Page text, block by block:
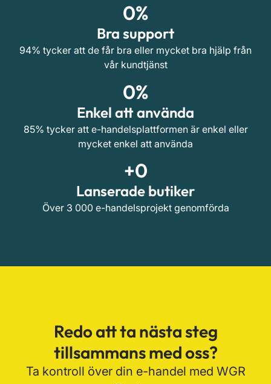
Bra support
0%
94% tycker att de får bra eller mycket bra hjälp från
vår kundtjänst
Enkel att använda
0%
85% tycker att e-handelsplattformen är enkel eller
mycket enkel att använda
Lanserade butiker
+0
Över 3 000 e-handelsprojekt genomförda
Redo att ta nästa steg
tillsammans med oss?
Ta kontroll över din e-handel med WGR